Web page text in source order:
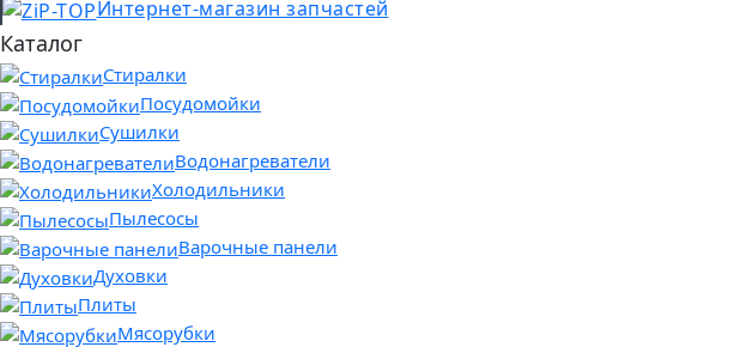
Интернет-магазин запчастей
Каталог
Стиралки
Посудомойки
Сушилки
Водонагреватели
Холодильники
Пылесосы
Варочные панели
Духовки
Плиты
Мясорубки